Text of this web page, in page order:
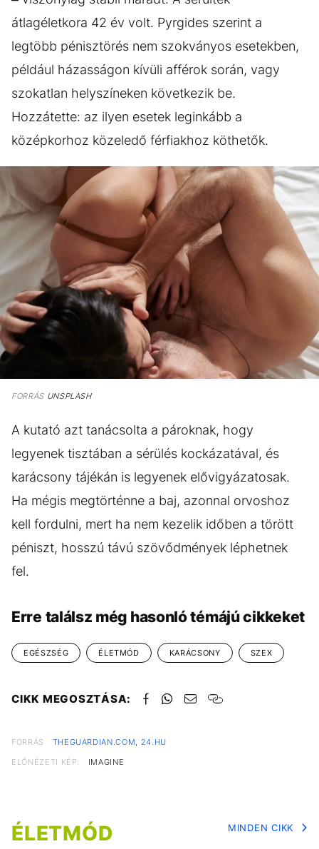
átlagéletkora 42 év volt. Pyrgides szerint a
legtöbb pénisztörés nem szokványos esetekben,
például házasságon kívüli afférok során, vagy
szokatlan helyszíneken következik be.
Hozzátette: az ilyen esetek leginkább a
középkorhoz közeledő férfiakhoz köthetők.
FORRÁSUNSPLASH
A kutató azt tanácsolta a pároknak, hogy
legyenek tisztában a sérülés kockázatával, és
karácsony tájékán is legyenek elővigyázatosak.
Ha mégis megtörténne a baj, azonnal orvoshoz
kell fordulni, mert ha nem kezelik időben a törött
péniszt, hosszú távú szövődmények léphetnek
fel.
Erre találsz még hasonló témájú cikkeket
EGÉSZSÉG ÉLETMÓD KARÁCSONY SZEX
CIKK MEGOSZTÁSA:
FORRÁS THEGUARDIAN.COM, 24.HU
ELŐNÉZETI KÉP:
IMAGINE
ÉLETMÓD MINDEN CIKK